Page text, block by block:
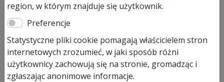
region, w którym znajduje się użytkownik.
Preferencje
Statystyczne pliki cookie pomagają właścicielem stron
internetowych zrozumieć, w jaki sposób różni
użytkownicy zachowują się na stronie, gromadząc i
zgłaszając anonimowe informacje.